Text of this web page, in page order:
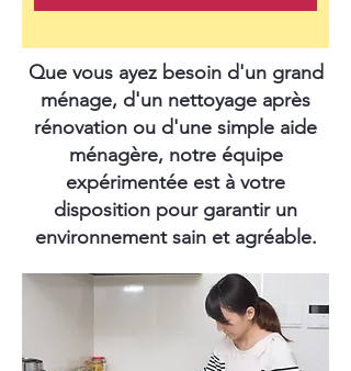
Que vous ayez besoin d'un grand
ménage, d'un nettoyage après
rénovation ou d'une simple aide
ménagère, notre équipe
expérimentée est à votre
disposition pour garantir un
environnement sain et agréable.